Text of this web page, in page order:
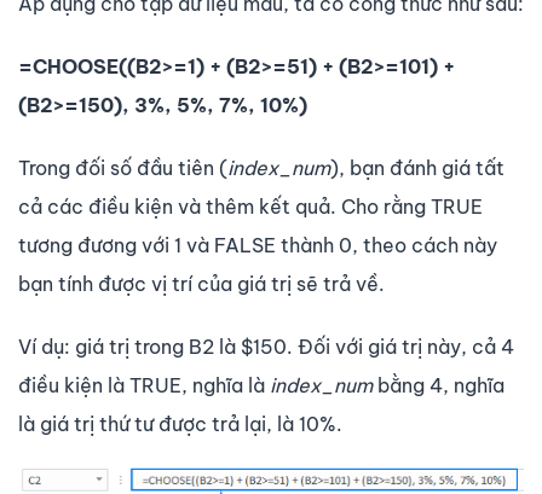
=CHOOSE((B2>=1) + (B2>=51) + (B2>=101) +
(B2>=150), 3%, 5%, 7%, 10%)
Trong đối số đầu tiên (index_num), bạn đánh giá tất
cả các điều kiện và thêm kết quả. Cho rằng TRUE
tương đương với 1 và FALSE thành 0, theo cách này
bạn tính được vị trí của giá trị sẽ trả về.
Ví dụ: giá trị trong B2 là $150. Đối với giá trị này, cả 4
điều kiện là TRUE, nghĩa là index_num bằng 4, nghĩa
là giá trị thứ tư được trả lại, là 10%.